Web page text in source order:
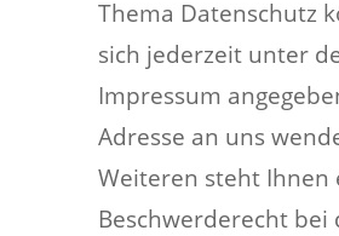
Thema Datenschutz
sich jederzeit unter
Impressum
Adresse an uns
Weiteren steht Ihnen
Beschwerderecht bei